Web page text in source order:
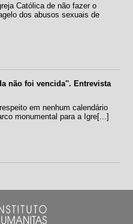
Católica de não fazer o
dos abusos sexuais de
não foi vencida''. Entrevista
em nenhum calendário
monumental para a Igre[...]